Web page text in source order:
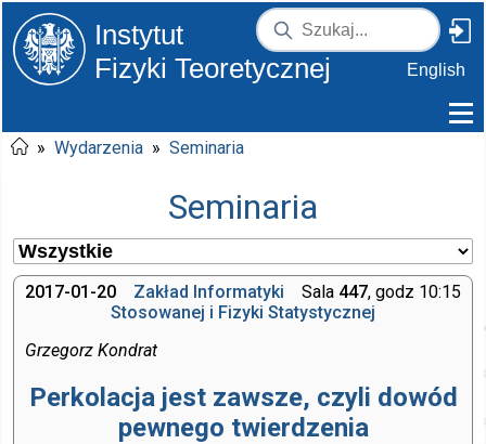
Instytut
Fizyki Teoretycznej
English
» Wydarzenia » Seminaria
Seminaria
2017-01-20 Sala 447, godz 10:15
Zakład Informatyki
Stosowanej i Fizyki Statystycznej
Grzegorz Kondrat
Perkolacja jest zawsze, czyli dowód
pewnego twierdzenia